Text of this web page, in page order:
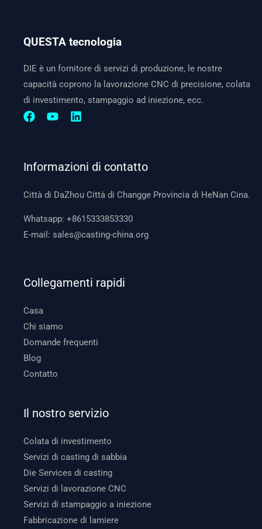
QUESTA tecnologia
DIE è un fornitore di servizi di produzione, le nostre
capacità coprono la lavorazione CNC di precisione, colata
di investimento, stampaggio ad iniezione, ecc.
Informazioni di contatto
Città di DaZhou Città di Changge Provincia di HeNan Cina.
Whatsapp:+8615333853330
E-mail:sales@casting-china.org
Collegamenti rapidi
Casa
Chi siamo
Domande frequenti
Blog
Contatto
Il nostro servizio
Colata di investimento
Servizi di casting di sabbia
Die Services di casting
Servizi di lavorazione CNC
Servizi di stampaggio a iniezione
Fabbricazione di lamiere